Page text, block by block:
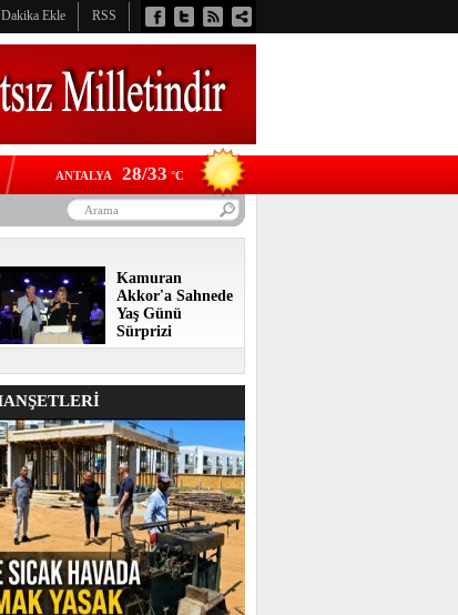
Ekle RSS
ANTALYA 28/33 °C
Kamuran
Akkor'a Sahnede
Yaş Günü
Sürprizi